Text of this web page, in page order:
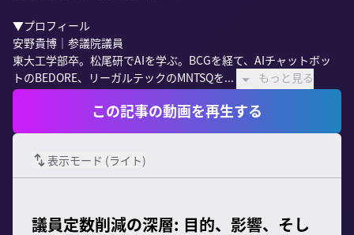
▼プロフィール
安野貴博｜参議院議員
東大工学部卒。松尾研でAIを学ぶ。BCGを経て、AIチャットボッ
トのBEDORE、リーガルテックのMNTSQを...
もっと見る
この記事の動画を再生する
表示モード (ライト)
議員定数削減の深層: 目的、影響、そし